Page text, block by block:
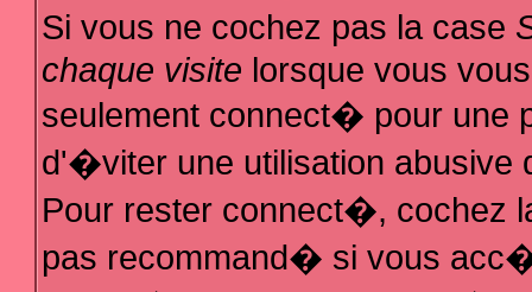
Si vous ne cochez pas la case
chaque visite lorsque vous
seulement connect� pour
d'�viter une utilisation abusive
Pour rester connect�, cochez
pas recommand� si vous